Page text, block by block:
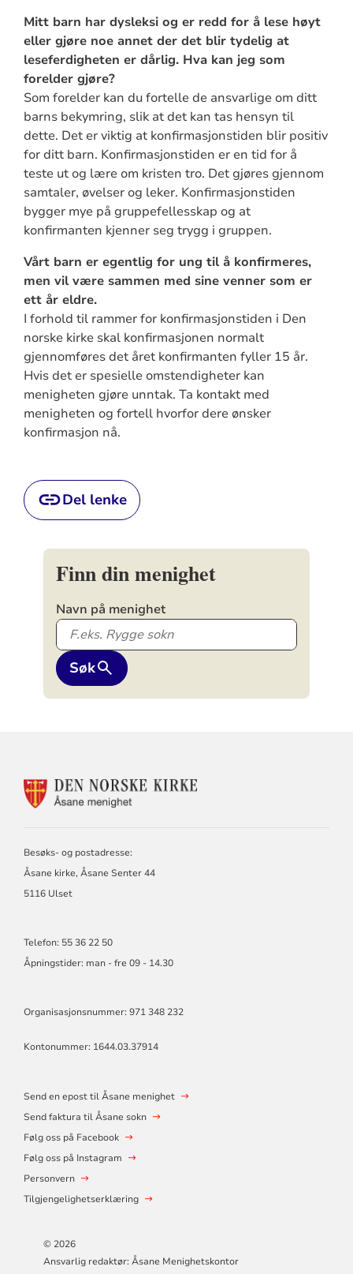
Mitt barn har dysleksi og er redd for å lese høyt
eller gjøre noe annet der det blir tydelig at
leseferdigheten er dårlig. Hva kan jeg som
forelder gjøre?
Som forelder kan du fortelle de ansvarlige om ditt
barns bekymring, slik at det kan tas hensyn til
dette. Det er viktig at konfirmasjonstiden blir positiv
for ditt barn. Konfirmasjonstiden er en tid for å
teste ut og lære om kristen tro. Det gjøres gjennom
samtaler, øvelser og leker. Konfirmasjonstiden
bygger mye på gruppefellesskap og at
konfirmanten kjenner seg trygg i gruppen.
Vårt barn er egentlig for ung til å konfirmeres,
men vil være sammen med sine venner som er
ett år eldre.
I forhold til rammer for konfirmasjonstiden i Den
norske kirke skal konfirmasjonen normalt
gjennomføres det året konfirmanten fyller 15 år.
Hvis det er spesielle omstendigheter kan
menigheten gjøre unntak. Ta kontakt med
menigheten og fortell hvorfor dere ønsker
konfirmasjon nå.
Del lenke
Finn din menighet
Navn på menighet
Søk
KONTAKTINFORMASJON
Besøks- og postadresse:
Åsane kirke, Åsane Senter 44
5116 Ulset
Telefon: 55 36 22 50
Åpningstider: man - fre 09 - 14.30
Organisasjonsnummer: 971 348 232
Kontonummer: 1644.03.37914
Send en epost til Åsane menighet
Send faktura til Åsane sokn
Følg oss på Facebook
Følg oss på Instagram
Personvern
Tilgjengelighetserklæring
© 2026
Ansvarlig redaktør: Åsane Menighetskontor